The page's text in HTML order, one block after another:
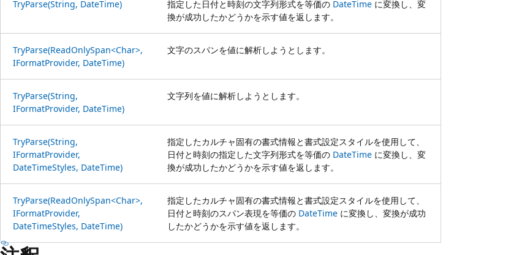
TryParse(String, DateTime) 指定した日付と時刻の文字列形式を等価の DateTime に変換し、変
換が成功したかどうかを示す値を返します。
TryParse(ReadOnlySpan<Char>,
IFormatProvider, DateTime)
文字のスパンを値に解析しようとします。
TryParse(String,
IFormatProvider, DateTime)
文字列を値に解析しようとします。
TryParse(String,
IFormatProvider,
DateTimeStyles, DateTime)
指定したカルチャ固有の書式情報と書式設定スタイルを使用して、
日付と時刻の指定した文字列形式を等価の DateTime に変換し、変
換が成功したかどうかを示す値を返します。
TryParse(ReadOnlySpan<Char>,
IFormatProvider,
DateTimeStyles, DateTime)
指定したカルチャ固有の書式情報と書式設定スタイルを使用して、
日付と時刻のスパン表現を等価の DateTime に変換し、変換が成功
したかどうかを示す値を返します。